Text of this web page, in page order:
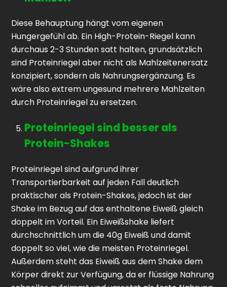
Diese Behauptung hängt vom eigenen
Hungergefühl ab. Ein High-Protein-Riegel kann
durchaus 2-3 Stunden satt halten, grundsätzlich
sind Proteinriegel aber nicht als Mahlzeitenersatz
konzipiert, sondern als Nahrungsergänzung. Es
wäre also extrem ungesund mehrere Mahlzeiten
durch Proteinriegel zu ersetzen.
Proteinriegel sind besser als
Protein-Shakes
Proteinriegel sind aufgrund ihrer
Transportierbarkeit auf jeden Fall deutlich
praktischer als Protein-Shakes, jedoch ist der
Shake im Bezug auf das enthaltene Eiweiß gleich
doppelt im Vorteil. Ein Eiweißshake liefert
durchschnittlich um die 40g Eiweiß und damit
doppelt so viel, wie die meisten Proteinriegel.
Außerdem steht das Eiweiß aus dem Shake dem
Körper direkt zur Verfügung, da er flüssige Nahrung